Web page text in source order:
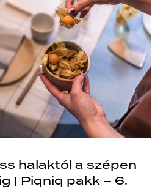
halaktól a szépen
| Piqniq pakk – 6.